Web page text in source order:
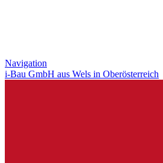
Navigation
i-Bau GmbH aus Wels in Oberösterreich